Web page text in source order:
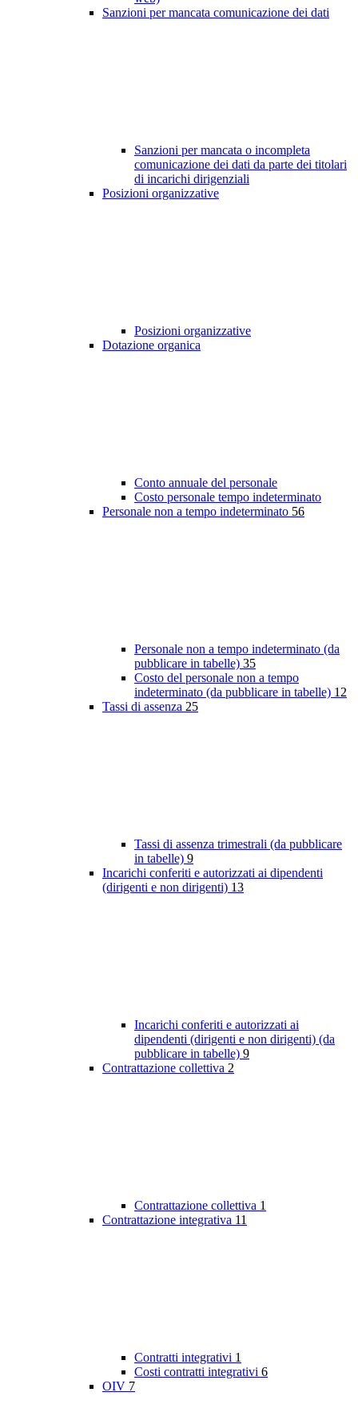
Sanzioni per mancata comunicazione dei dati
Sanzioni per mancata o incompleta
comunicazione dei dati da parte dei titolari
di incarichi dirigenziali
Posizioni organizzative
Posizioni organizzative
Dotazione organica
Conto annuale del personale
Costo personale tempo indeterminato
Personale non a tempo indeterminato 56
Personale non a tempo indeterminato (da
pubblicare in tabelle) 35
Costo del personale non a tempo
indeterminato (da pubblicare in tabelle) 12
Tassi di assenza 25
Tassi di assenza trimestrali (da pubblicare
in tabelle) 9
Incarichi conferiti e autorizzati ai dipendenti
(dirigenti e non dirigenti) 13
Incarichi conferiti e autorizzati ai
dipendenti (dirigenti e non dirigenti) (da
pubblicare in tabelle) 9
Contrattazione collettiva 2
Contrattazione collettiva 1
Contrattazione integrativa 11
Contratti integrativi 1
Costi contratti integrativi 6
OIV 7